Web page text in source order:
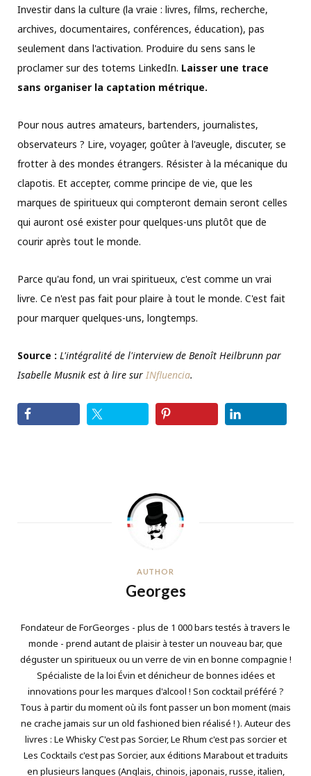
Investir dans la culture (la vraie : livres, films, recherche,
archives, documentaires, conférences, éducation), pas
seulement dans l'activation. Produire du sens sans le
proclamer sur des totems LinkedIn. Laisser une trace
sans organiser la captation métrique.
Pour nous autres amateurs, bartenders, journalistes,
observateurs ? Lire, voyager, goûter à l'aveugle, discuter, se
frotter à des mondes étrangers. Résister à la mécanique du
clapotis. Et accepter, comme principe de vie, que les
marques de spiritueux qui compteront demain seront celles
qui auront osé exister pour quelques-uns plutôt que de
courir après tout le monde.
Parce qu'au fond, un vrai spiritueux, c'est comme un vrai
livre. Ce n'est pas fait pour plaire à tout le monde. C'est fait
pour marquer quelques-uns, longtemps.
Source : L'intégralité de l'interview de Benoît Heilbrunn par
Isabelle Musnik est à lire sur INfluencia.
AUTHOR
Georges
Fondateur de ForGeorges - plus de 1 000 bars testés à travers le
monde - prend autant de plaisir à tester un nouveau bar, que
déguster un spiritueux ou un verre de vin en bonne compagnie !
Spécialiste de la loi Évin et dénicheur de bonnes idées et
innovations pour les marques d'alcool ! Son cocktail préféré ?
Tous à partir du moment où ils font passer un bon moment (mais
ne crache jamais sur un old fashioned bien réalisé ! ). Auteur des
livres : Le Whisky C'est pas Sorcier, Le Rhum c'est pas sorcier et
Les Cocktails c'est pas Sorcier, aux éditions Marabout et traduits
en plusieurs langues (Anglais, chinois, japonais, russe, italien,